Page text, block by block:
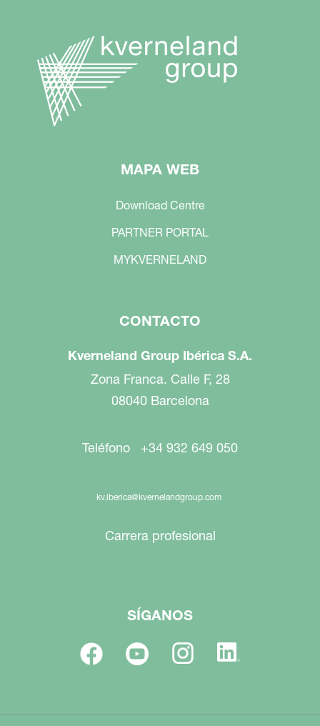
MAPA WEB
Download Centre
PARTNER PORTAL
MYKVERNELAND
CONTACTO
Kverneland Group Ibérica S.A.
Zona Franca. Calle F, 28
08040 Barcelona
Teléfono +34 932 649 050
kv.iberica@kvernelandgroup.com
Carrera profesional
SÍGANOS